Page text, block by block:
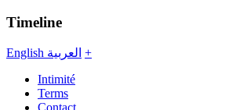
Timeline
English العربية +
Intimité
Terms